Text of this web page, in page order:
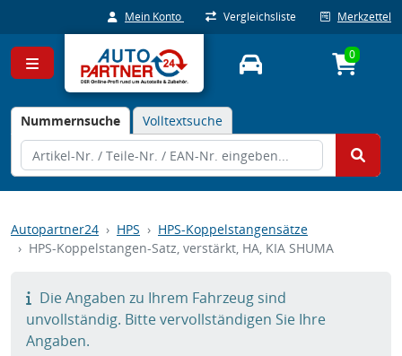
Mein Konto Vergleichsliste Merkzettel
Nummernsuche Volltextsuche
0
Autopartner24 HPS
HPS-Koppelstangensätze
HPS-Koppelstangen-Satz, verstärkt, HA, KIA SHUMA
Die Angaben zu Ihrem Fahrzeug sind
unvollständig. Bitte vervollständigen Sie Ihre
Angaben.